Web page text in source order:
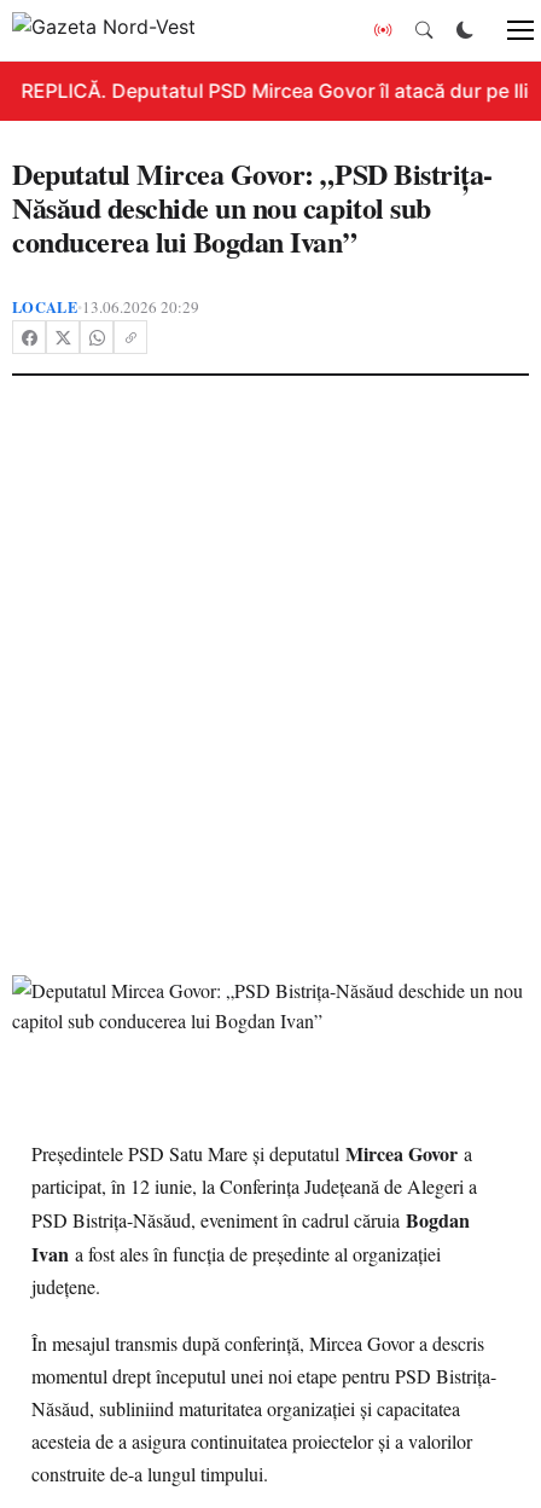
REPLICĂ. Deputatul PSD Mircea Govor îl atacă dur pe
Deputatul Mircea Govor: „PSD Bistrița-
Năsăud deschide un nou capitol sub
conducerea lui Bogdan Ivan”
LOCALE•13.06.2026 20:29
Președintele PSD Satu Mare și deputatul Mircea Govor a
participat, în 12 iunie, la Conferința Județeană de Alegeri a
PSD Bistrița-Năsăud, eveniment în cadrul căruia Bogdan
Ivan a fost ales în funcția de președinte al organizației
județene.
În mesajul transmis după conferință, Mircea Govor a descris
momentul drept începutul unei noi etape pentru PSD Bistrița-
Năsăud, subliniind maturitatea organizației și capacitatea
acesteia de a asigura continuitatea proiectelor și a valorilor
construite de-a lungul timpului.